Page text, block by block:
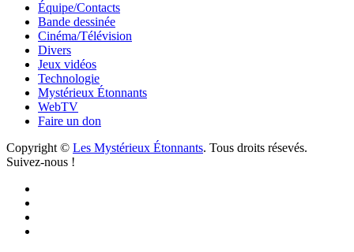
Équipe/Contacts
Bande dessinée
Cinéma/Télévision
Divers
Jeux vidéos
Technologie
Mystérieux Étonnants
WebTV
Faire un don
Copyright © Les Mystérieux Étonnants. Tous droits résevés.
Suivez-nous !